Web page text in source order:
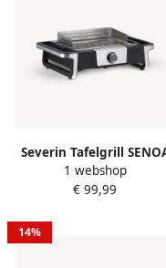
Severin Tafelgrill
Digital Boost S PG 8114
1 webshop
€ 99,99
14%